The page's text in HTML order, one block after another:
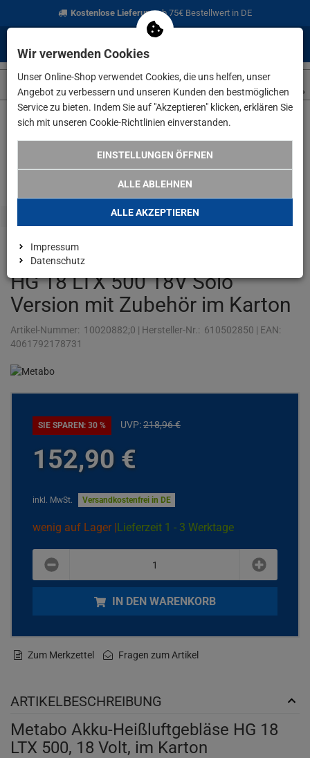
Kostenlose Lieferungab 75€ Bestellwert in DE
Metabo Akku Heißluftgebläse
HG 18 LTX 500 18V Solo
Version mit Zubehör im Karton
Artikel-Nummer: 10020882;0 | Hersteller-Nr.: 610502850 | EAN:
4061792178731
SIE SPAREN: 30 % UVP:218,96€
152,90 €
inkl. MwSt. Versandkostenfrei in DE
wenig auf Lager |Lieferzeit 1 - 3 Werktage
minus
IN DEN WARENKORB
Zum Merkzettel Fragen zum Artikel
ARTIKELBESCHREIBUNG
Metabo Akku-Heißluftgebläse HG 18
LTX 500, 18 Volt, im Karton
Wir verwenden Cookies
Unser Online-Shop verwendet Cookies, die uns helfen, unser
Angebot zu verbessern und unseren Kunden den bestmöglichen
Service zu bieten. Indem Sie auf "Akzeptieren" klicken, erklären Sie
sich mit unseren Cookie-Richtlinien einverstanden.
EINSTELLUNGEN ÖFFNEN
ALLE ABLEHNEN
ALLE AKZEPTIEREN
Impressum
Datenschutz